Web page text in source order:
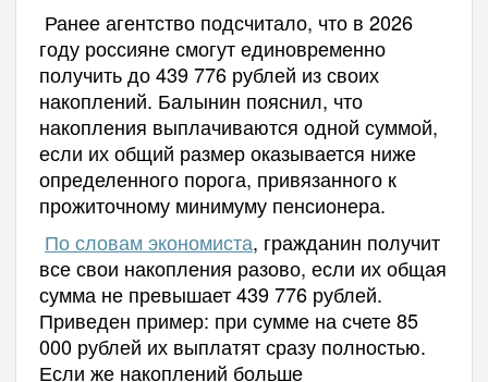
Ранее агентство подсчитало, что в 2026
году россияне смогут единовременно
получить до 439 776 рублей из своих
накоплений. Балынин пояснил, что
накопления выплачиваются одной суммой,
если их общий размер оказывается ниже
определенного порога, привязанного к
прожиточному минимуму пенсионера.
По словам экономиста, гражданин получит
все свои накопления разово, если их общая
сумма не превышает 439 776 рублей.
Приведен пример: при сумме на счете 85
000 рублей их выплатят сразу полностью.
Если же накоплений больше